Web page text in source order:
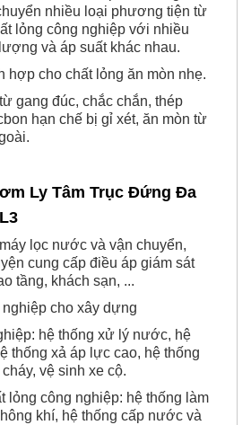
nhiều loại phương tiện từ
lỏng công nghiệp với nhiều
và áp suất khác nhau.
hợp cho chất lỏng ăn mòn nhẹ.
gang đúc, chắc chắn, thép
hạn chế bị gỉ xét, ăn mòn từ
Ly Tâm Trục Đứng Đa
lọc nước và vận chuyển,
cung cấp điều áp giám sát
tầng, khách sạn, ...
cho xây dựng
hệ thống xử lý nước, hệ
thống xả áp lực cao, hệ thống
vệ sinh xe cộ.
lỏng công nghiệp: hệ thống làm
khí, hệ thống cấp nước và